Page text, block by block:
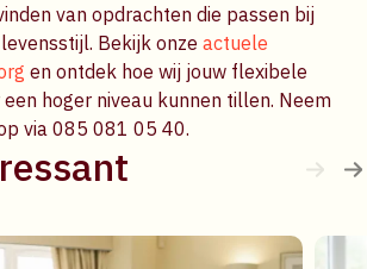
van opdrachten die passen bij
Bekijk onze actuele
en ontdek hoe wij jouw flexibele
hoger niveau kunnen tillen. Neem
via 085 081 05 40.